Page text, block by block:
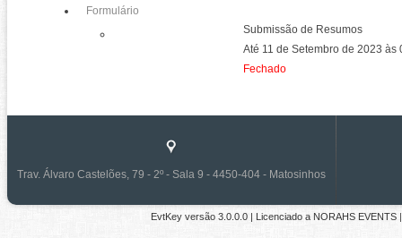
Formulário
Submissão de Resumos
Até 11 de Setembro de 2023 às
Fechado
Trav. Álvaro Castelões, 79 - 2º - Sala 9 - 4450-404 - Matosinhos
EvtKey versão 3.0.0.0| Licenciado a NORAHS EVENTS